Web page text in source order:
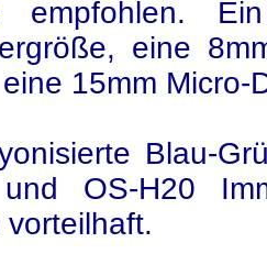
empfohlen.
eine
15mm Micro-
Blau-
OS-H20
vorteilhaft.